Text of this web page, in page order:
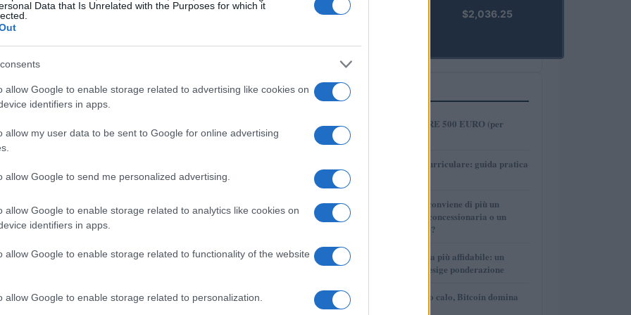
Data that Is Unrelated with the Purposes for which it
allow Google to enable storage related to advertising like cookies on
identifiers in apps.
allow my user data to be sent to Google for online advertising
allow Google to send me personalized advertising.
allow Google to enable storage related to analytics like cookies on
identifiers in apps.
allow Google to enable storage related to functionality of the website
allow Google to enable storage related to personalization.
del business
non si ferma qui. Ha infatti avviato una nuova
nel 2024 ha registrato un utile di oltre 500.000
Questa iniziativa dimostra la versatilità del suo
PRIME)
$2,036.25
PIÙ LETTI
1
COME INVESTIRE 500 EURO (per
2
Tirocinio extra-curriculare: guida pratica
3
Per le auto usate conviene di più un
finanziamento in concessionaria o un
prestito personale?
4
La macchina usata più affidabile: un
investimento che esige ponderazione
5
Mercati in leggero calo, Bitcoin domina